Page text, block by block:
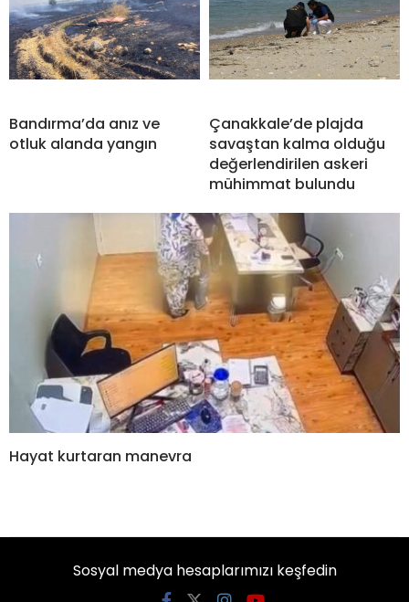
Bandırma’da anız ve
otluk alanda yangın
Çanakkale’de plajda
savaştan kalma olduğu
değerlendirilen askeri
mühimmat bulundu
Hayat kurtaran manevra
Sosyal medya hesaplarımızı keşfedin